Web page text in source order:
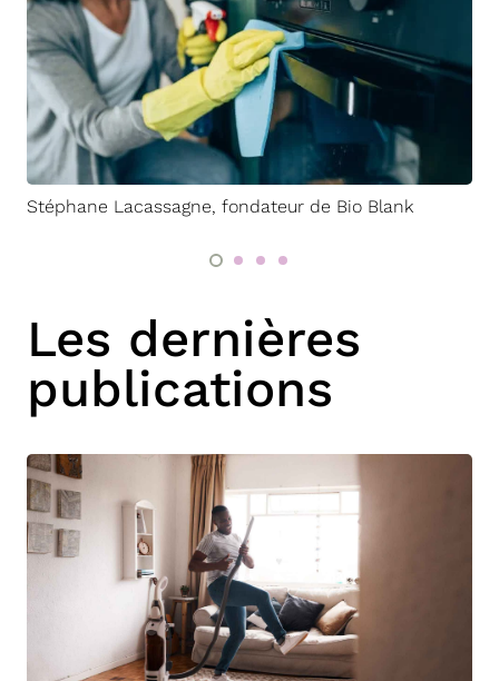
Stéphane Lacassagne, fondateur de Bio Blank
Les dernières
publications